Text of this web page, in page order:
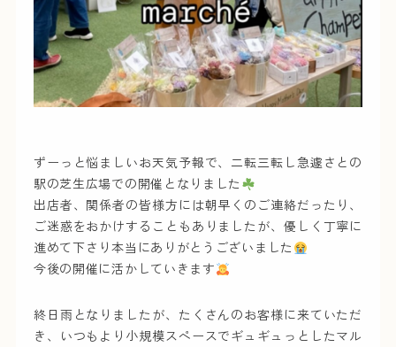
ずーっと悩ましいお天気予報で、二転三転し急遽さとの
駅の芝生広場での開催となりました
出店者、関係者の皆様方には朝早くのご連絡だったり、
ご迷惑をおかけすることもありましたが、優しく丁寧に
進めて下さり本当にありがとうございました
今後の開催に活かしていきます
終日雨となりましたが、たくさんのお客様に来ていただ
き、いつもより小規模スペースでギュギュっとしたマル